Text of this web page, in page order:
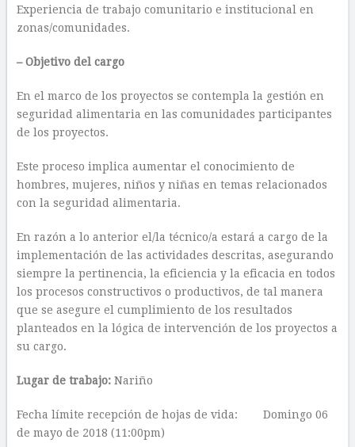
Experiencia de trabajo comunitario e institucional en
zonas/comunidades.
– Objetivo del cargo
En el marco de los proyectos se contempla la gestión en
seguridad alimentaria en las comunidades participantes
de los proyectos.
Este proceso implica aumentar el conocimiento de
hombres, mujeres, niños y niñas en temas relacionados
con la seguridad alimentaria.
En razón a lo anterior el/la técnico/a estará a cargo de la
implementación de las actividades descritas, asegurando
siempre la pertinencia, la eficiencia y la eficacia en todos
los procesos constructivos o productivos, de tal manera
que se asegure el cumplimiento de los resultados
planteados en la lógica de intervención de los proyectos a
su cargo.
Lugar de trabajo: Nariño
Fecha límite recepción de hojas de vida: Domingo 06
de mayo de 2018 (11:00pm)